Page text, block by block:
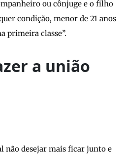
ou cônjuge e o filho
condição, menor de 21 anos
primeira classe”.
a união
não desejar mais ficar junto e